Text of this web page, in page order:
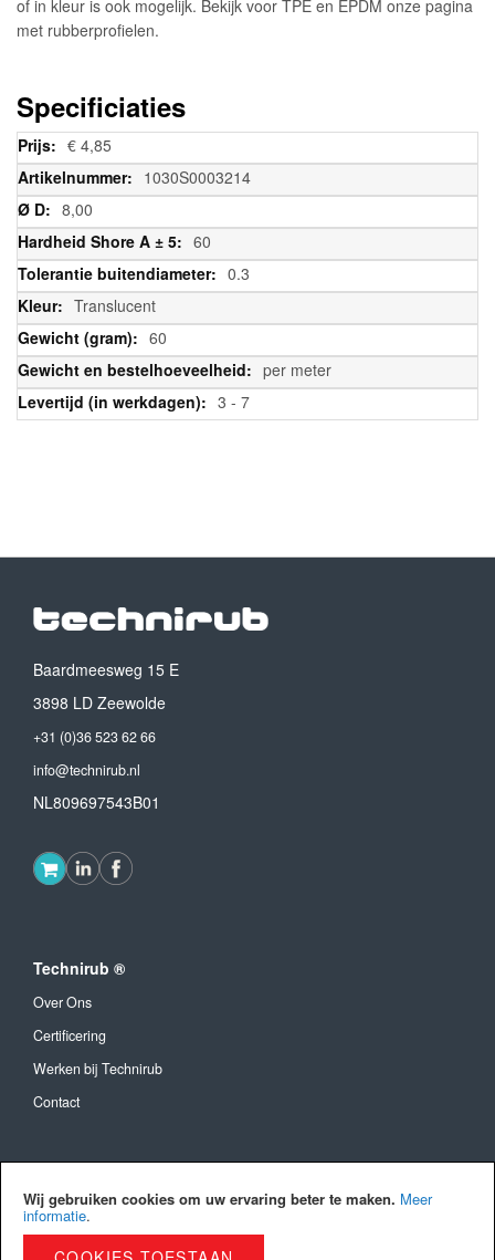
Wij gebruiken cookies om uw ervaring beter te maken. Meer
informatie.
of in kleur is ook mogelijk. Bekijk voor TPE en EPDM onze pagina
met rubberprofielen.
Specificiaties
Meer
informatie
€ 4,85
1030S0003214
8,00
60
0.3
Translucent
60
per meter
3 - 7
Baardmeesweg 15 E
3898 LD Zeewolde
+31 (0)36 523 62 66
info@technirub.nl
NL809697543B01
Technirub ®
Over Ons
Certificering
Werken bij Technirub
Contact
Algemene Voorwaarden